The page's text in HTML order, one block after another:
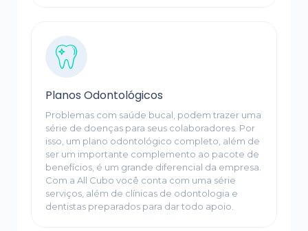
Planos Odontológicos
Problemas com saúde bucal, podem trazer uma
série de doenças para seus colaboradores. Por
isso, um plano odontológico completo, além de
ser um importante complemento ao pacote de
benefícios, é um grande diferencial da empresa.
Com a All Cubo você conta com uma série
serviços, além de clínicas de odontologia e
dentistas preparados para dar todo apoio.